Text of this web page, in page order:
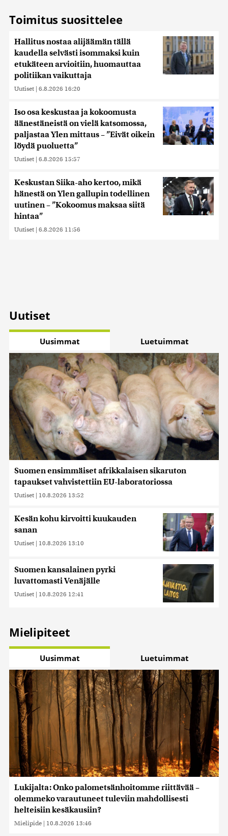
Toimitus suosittelee
Hallitus nostaa alijäämän tällä
kaudella selvästi isommaksi kuin
etukäteen arvioitiin, huomauttaa
politiikan vaikuttaja
Uutiset | 6.8.2026 16:20
Iso osa keskustaa ja kokoomusta
äänestäneistä on vielä katsomossa,
paljastaa Ylen mittaus – ”Eivät oikein
löydä puoluetta”
Uutiset | 6.8.2026 15:57
Keskustan Siika-aho kertoo, mikä
hänestä on Ylen gallupin todellinen
uutinen – ”Kokoomus maksaa siitä
hintaa”
Uutiset | 6.8.2026 11:56
Uutiset
Uusimmat Luetuimmat
Suomen ensimmäiset afrikkalaisen sikaruton
tapaukset vahvistettiin EU-laboratoriossa
Uutiset | 10.8.2026 13:52
Kesän kohu kirvoitti kuukauden
sanan
Uutiset | 10.8.2026 13:10
Suomen kansalainen pyrki
luvattomasti Venäjälle
Uutiset | 10.8.2026 12:41
Mielipiteet
Uusimmat Luetuimmat
Lukijalta: Onko palometsänhoitomme riittävää –
olemmeko varautuneet tuleviin mahdollisesti
helteisiin kesäkausiin?
Mielipide | 10.8.2026 13:46